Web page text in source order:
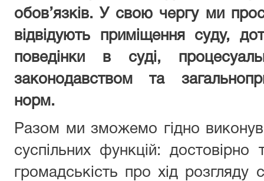
обов’язків. У свою чергу ми
відвідують приміщення суду,
поведінки в суді,
законодавством та
норм.
Разом ми зможемо гідно
суспільних функцій:
громадськість про хід розгляду